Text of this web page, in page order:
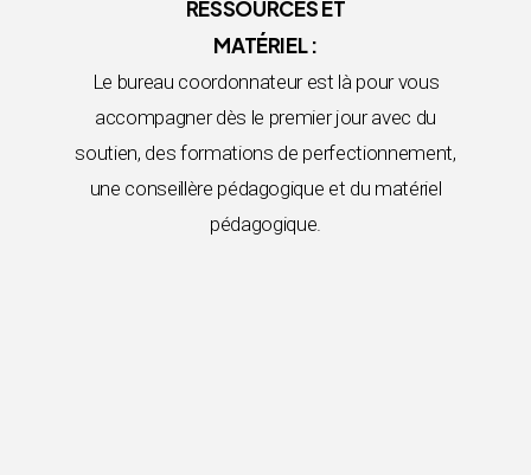
RESSOURCES ET
MATÉRIEL :
Le bureau coordonnateur est là pour vous
accompagner dès le premier jour avec du
soutien, des formations de perfectionnement,
une conseillère pédagogique et du matériel
pédagogique.